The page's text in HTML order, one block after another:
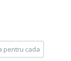
pentru cada